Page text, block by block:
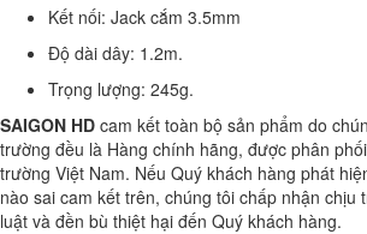
Kết nối: Jack cắm 3.5mm
Độ dài dây: 1.2m.
Trọng lượng: 245g.
SAIGON HD cam kết toàn bộ sản phẩm do
trường đều là Hàng chính hãng, được phân
trường Việt Nam. Nếu Quý khách hàng phát
nào sai cam kết trên, chúng tôi chấp nhận chịu
luật và đền bù thiệt hại đến Quý khách hàng.